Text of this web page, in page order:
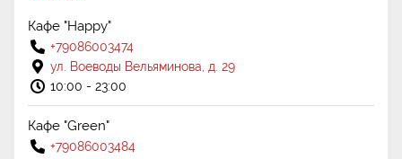
Кафе "Happy"
+79086003474
ул. Воеводы Вельяминова, д. 29
10:00 - 23:00
Кафе "Green"
+79086003484